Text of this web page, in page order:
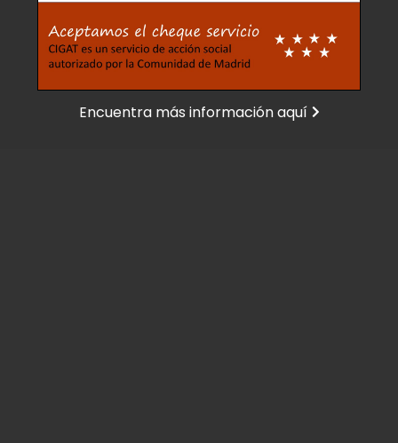
Encuentra más información aquí